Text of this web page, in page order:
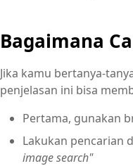
Bagaimana
Jika kamu bertanya-
penjelasan ini bisa
Pertama, gunakan
Lakukan pencarian
image search"